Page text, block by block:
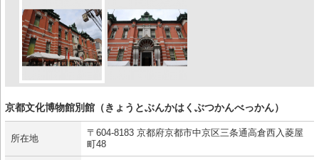
京都文化博物館別館（きょうとぶんかはくぶつかんべっかん）
所在地
〒604-8183 京都府京都市中京区三条通高倉西入菱屋
町48